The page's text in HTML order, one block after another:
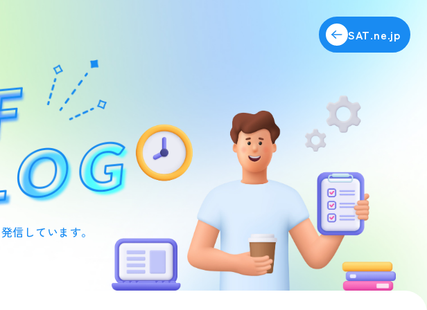
SAT.ne.jp
発信しています。